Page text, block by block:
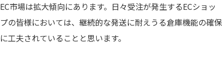
EC市場は拡大傾向にあります。日々受注が発生するECショッ
プの皆様においては、継続的な発送に耐えうる倉庫機能の確保
に工夫されていることと思います。